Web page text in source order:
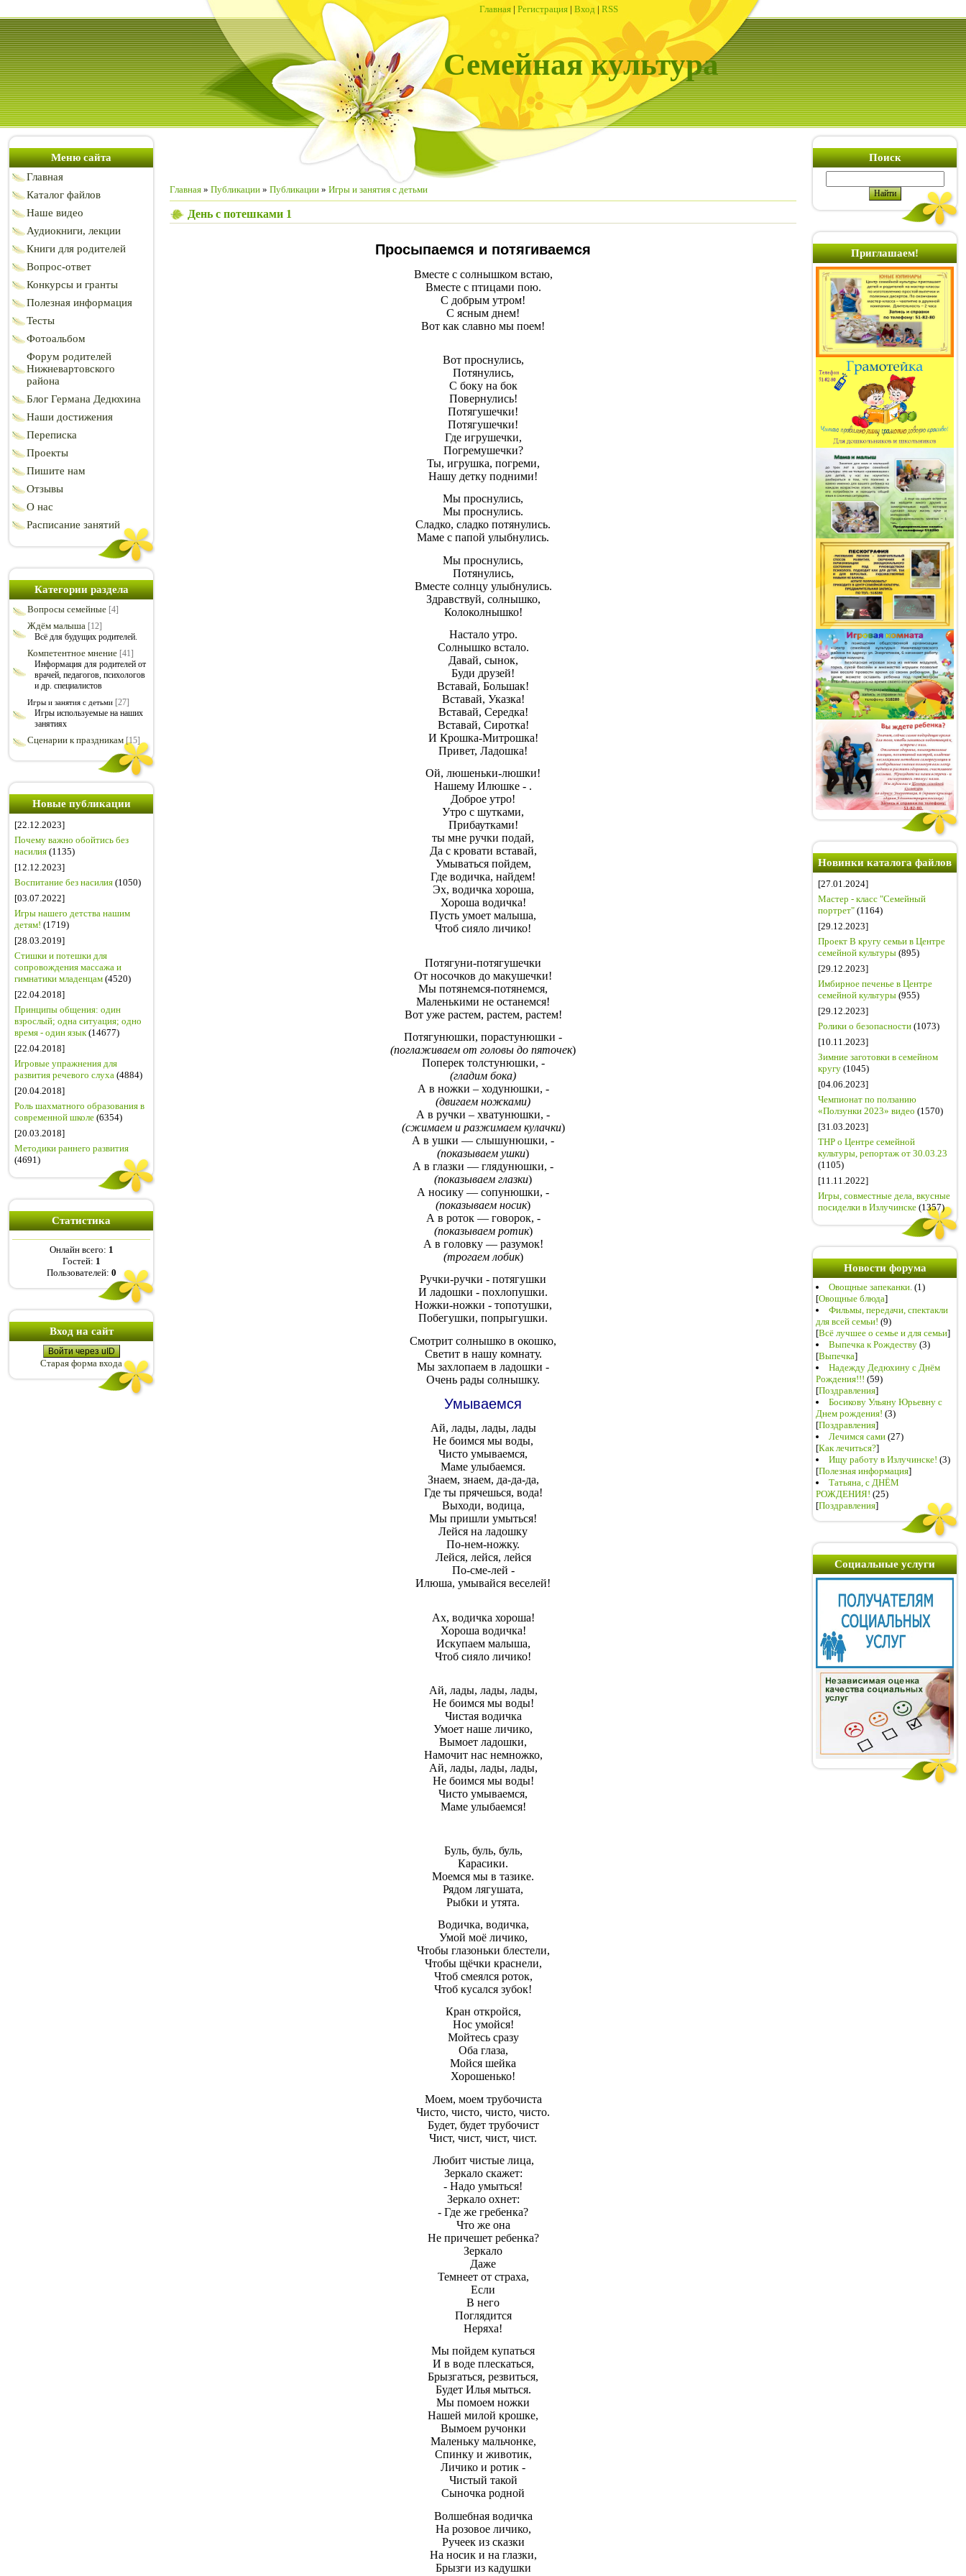
Главная | Регистрация | Вход | RSS
Семейная культура
Меню сайта
Главная
Каталог файлов
Наше видео
Аудиокниги, лекции
Книги для родителей
Вопрос-ответ
Конкурсы и гранты
Полезная информация
Тесты
Фотоальбом
Форум родителей
Нижневартовского
района
Блог Германа Дедюхина
Наши достижения
Переписка
Проекты
Пишите нам
Отзывы
О нас
Расписание занятий
Категории раздела
Вопросы семейные [4]
Ждём малыша [12]
Всё для будущих родителей.
Компетентное мнение [41]
Информация для родителей от
врачей, педагогов, психологов
и др. специалистов
Игры и занятия с детьми [27]
Игры используемые на наших
занятиях
Сценарии к праздникам [15]
Новые публикации
[22.12.2023]
Почему важно обойтись без
насилия (1135)
[12.12.2023]
Воспитание без насилия (1050)
[03.07.2022]
Игры нашего детства нашим
детям! (1719)
[28.03.2019]
Стишки и потешки для
сопровождения массажа и
гимнатики младенцам (4520)
[22.04.2018]
Принципы общения: один
взрослый; одна ситуация; одно
время - один язык(14677)
[22.04.2018]
Игровые упражнения для
развития речевого слуха (4884)
[20.04.2018]
Роль шахматного образования в
современной школе (6354)
[20.03.2018]
Методики раннего развития
(4691)
Статистика
Онлайн всего: 1
Гостей: 1
Пользователей: 0
Вход на сайт
Войти через uID
Старая форма входа
Главная » Публикации » Публикации » Игры и занятия с детьми
День с потешками 1
Просыпаемся и потягиваемся
Вместе с солнышком встаю,
Вместе с птицами пою.
С добрым утром!
С ясным днем!
Вот как славно мы поем!
Вот проснулись,
Потянулись,
С боку на бок
Повернулись!
Потягушечки!
Потягушечки!
Где игрушечки,
Погремушечки?
Ты, игрушка, погреми,
Нашу детку подними!
Мы проснулись,
Мы проснулись.
Сладко, сладко потянулись.
Маме с папой улыбнулись.
Мы проснулись,
Потянулись,
Вместе солнцу улыбнулись.
Здравствуй, солнышко,
Колоколнышко!
Настало утро.
Солнышко встало.
Давай, сынок,
Буди друзей!
Вставай, Большак!
Вставай, Указка!
Вставай, Середка!
Вставай, Сиротка!
И Крошка-Митрошка!
Привет, Ладошка!
Ой, люшеньки-люшки!
Нашему Илюшке - .
Доброе утро!
Утро с шутками,
Прибаутками!
ты мне ручки подай,
Да с кровати вставай,
Умываться пойдем,
Где водичка, найдем!
Эх, водичка хороша,
Хороша водичка!
Пусть умоет малыша,
Чтоб сияло личико!
Потягуни-потягушечки
От носочков до макушечки!
Мы потянемся-потянемся,
Маленькими не останемся!
Вот уже растем, растем, растем!
Потягунюшки, порастунюшки -
(поглаживаем от головы до пяточек)
Поперек толстунюшки, -
(гладим бока)
А в ножки – ходунюшки, -
(двигаем ножками)
А в ручки – хватунюшки, -
(сжимаем и разжимаем кулачки)
А в ушки — слышунюшки, -
(показываем ушки)
А в глазки — глядунюшки, -
(показываем глазки)
А носику — сопунюшки, -
(показываем носик)
А в роток — говорок, -
(показываем ротик)
А в головку — разумок!
(трогаем лобик)
Ручки-ручки - потягушки
И ладошки - похлопушки.
Ножки-ножки - топотушки,
Побегушки, попрыгушки.
Смотрит солнышко в окошко,
Светит в нашу комнату.
Мы захлопаем в ладошки -
Очень рады солнышку.
Умываемся
Ай, лады, лады, лады
Не боимся мы воды,
Чисто умываемся,
Маме улыбаемся.
Знаем, знаем, да-да-да,
Где ты прячешься, вода!
Выходи, водица,
Мы пришли умыться!
Лейся на ладошку
По-нем-ножку.
Лейся, лейся, лейся
По-сме-лей -
Илюша, умывайся веселей!
Ах, водичка хороша!
Хороша водичка!
Искупаем малыша,
Чтоб сияло личико!
Ай, лады, лады, лады,
Не боимся мы воды!
Чистая водичка
Умоет наше личико,
Вымоет ладошки,
Намочит нас немножко,
Ай, лады, лады, лады,
Не боимся мы воды!
Чисто умываемся,
Маме улыбаемся!
Буль, буль, буль,
Карасики.
Моемся мы в тазике.
Рядом лягушата,
Рыбки и утята.
Водичка, водичка,
Умой моё личико,
Чтобы глазоньки блестели,
Чтобы щёчки краснели,
Чтоб смеялся роток,
Чтоб кусался зубок!
Кран откройся,
Нос умойся!
Мойтесь сразу
Оба глаза,
Мойся шейка
Хорошенько!
Моем, моем трубочиста
Чисто, чисто, чисто, чисто.
Будет, будет трубочист
Чист, чист, чист, чист.
Любит чистые лица,
Зеркало скажет:
- Надо умыться!
Зеркало охнет:
- Где же гребенка?
Что же она
Не причешет ребенка?
Зеркало
Даже
Темнеет от страха,
Если
В него
Поглядится
Неряха!
Мы пойдем купаться
И в воде плескаться,
Брызгаться, резвиться,
Будет Илья мыться.
Мы помоем ножки
Нашей милой крошке,
Вымоем ручонки
Маленьку мальчонке,
Спинку и животик,
Личико и ротик -
Чистый такой
Сыночка родной
Волшебная водичка
На розовое личико,
Ручеек из сказки
На носик и на глазки,
Брызги из кадушки
Поиск
Приглашаем!
Новинки каталога файлов
[27.01.2024]
Мастер - класс "Семейный
портрет" (1164)
[29.12.2023]
Проект В кругу семьи в Центре
семейной культуры (895)
[29.12.2023]
Имбирное печенье в Центре
семейной культуры (955)
[29.12.2023]
Ролики о безопасности (1073)
[10.11.2023]
Зимние заготовки в семейном
кругу (1045)
[04.06.2023]
Чемпионат по ползанию
«Ползунки 2023» видео (1570)
[31.03.2023]
ТНР о Центре семейной
культуры, репортаж от 30.03.23
(1105)
[11.11.2022]
Игры, совместные дела, вкусные
посиделки в Излучинске (1357)
Новости форума
Овощные запеканки. (1)
[Овощные блюда]
Фильмы, передачи, спектакли
для всей семьи! (9)
[Всё лучшее о семье и для семьи]
Выпечка к Рождеству (3)
[Выпечка]
Надежду Дедюхину с Днём
Рождения!!! (59)
[Поздравления]
Босикову Ульяну Юрьевну с
Днем рождения! (3)
[Поздравления]
Лечимся сами (27)
[Как лечиться?]
Ищу работу в Излучинске! (3)
[Полезная информация]
Татьяна, с ДНЁМ
РОЖДЕНИЯ! (25)
[Поздравления]
Социальные услуги